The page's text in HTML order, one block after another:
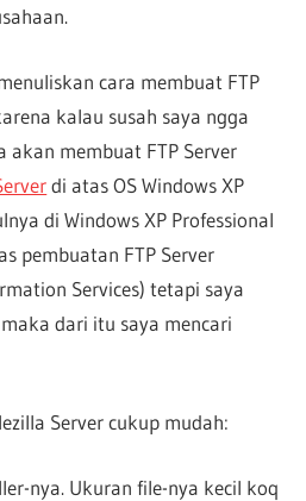
cara membuat FTP
kalau susah saya ngga
akan membuat FTP Server
di atas OS Windows XP
di Windows XP Professional
pembuatan FTP Server
Services) tetapi saya
dari itu saya mencari
Server cukup mudah:
nya. Ukuran file-nya kecil koq